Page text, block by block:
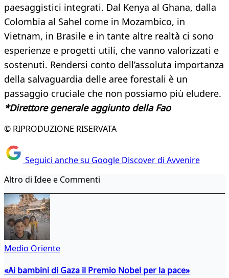
paesaggistici integrati. Dal Kenya al Ghana, dalla
Colombia al Sahel come in Mozambico, in
Vietnam, in Brasile e in tante altre realtà ci sono
esperienze e progetti utili, che vanno valorizzati e
sostenuti. Rendersi conto dell’assoluta importanza
della salvaguardia delle aree forestali è un
passaggio cruciale che non possiamo più eludere.
*Direttore generale aggiunto della Fao
© RIPRODUZIONE RISERVATA
Seguici anche su Google Discover di Avvenire
Altro di Idee e Commenti
Medio Oriente
«Ai bambini di Gaza il Premio Nobel per la pace»